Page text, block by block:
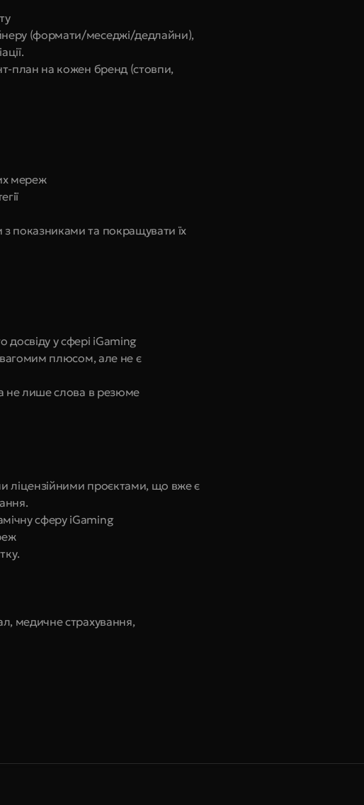
(формати/меседжі/дедлайни),
план на кожен бренд (стовпи,
мереж
показниками та покращувати їх
досвіду у сфері iGaming
плюсом, але не є
не лише слова в резюме
ліцензійними проєктами, що вже є
сферу iGaming
медичне страхування,